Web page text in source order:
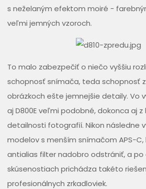
s neželaným efektom moiré -
veľmi jemných vzoroch.
To malo zabezpečiť o niečo vyššiu
schopnosť snímača, teda schopnosť
obrázkoch ešte jemnejšie detaily. Vo
aj D800E veľmi podobné, dokonca aj z
detailnosti fotografií. Nikon následne
modelov s menším snímačom APS-C,
antialias filter nadobro odstrániť, a po
skúsenostiach prichádza takéto
profesionálnych zrkadloviek.